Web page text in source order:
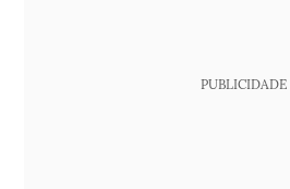
PUBLICIDADE